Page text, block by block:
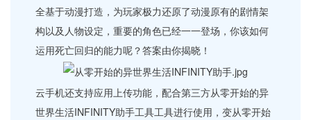
全基于动漫打造，为玩家极力还原了动漫原有的剧情架
构以及人物设定，重要的角色已经一一登场，你该如何
运用死亡回归的能力呢？答案由你揭晓！
云手机还支持应用上传功能，配合第三方从零开始的异
世界生活INFINITY助手工具工具进行使用，变从零开始